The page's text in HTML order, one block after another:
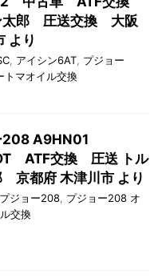
太郎 圧送交換 大阪
より
アイシン6AT プジョー
マオイル交換
208 A9HN01
ATF交換 圧送 トル
京都府 木津川市 より
プジョー208 プジョー208 オ
交換